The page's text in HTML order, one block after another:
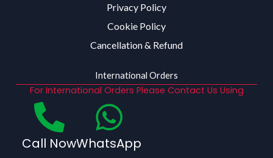
Privacy Policy
Cookie Policy
Cancellation & Refund
International Orders
For International Orders Please Contact Us Using
Call NowWhatsApp